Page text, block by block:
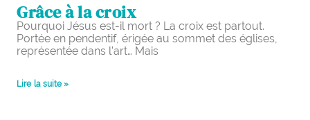
Grâce à la croix
Pourquoi Jésus est-il mort ? La croix est partout.
Portée en pendentif, érigée au sommet des églises,
représentée dans l’art… Mais
Lire la suite »